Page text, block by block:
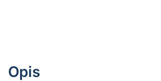
Opis